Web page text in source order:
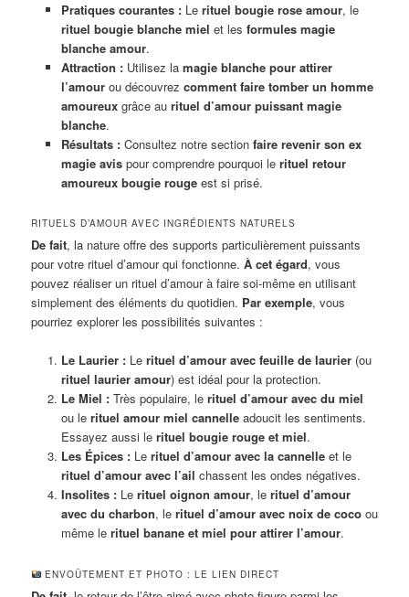
Pratiques courantes :Le rituel bougie rose amour, le
rituel bougie blanche miel et les formules magie
blanche amour.
Attraction :Utilisez la magie blanche pour attirer
l’amourou découvrez comment faire tomber un homme
amoureuxgrâce au rituel d’amour puissant magie
blanche.
Résultats :Consultez notre section faire revenir son ex
magie avispour comprendre pourquoi le rituel retour
amoureux bougie rougeest si prisé.
RITUELS D’AMOUR AVEC INGRÉDIENTS NATURELS
De fait, la nature offre des supports particulièrement puissants
pour votre rituel d’amour qui fonctionne.À cet égard, vous
pouvez réaliser un rituel d’amour à faire soi-même en utilisant
simplement des éléments du quotidien. Par exemple, vous
pourriez explorer les possibilités suivantes :
Le Laurier :Le rituel d’amour avec feuille de laurier(ou
rituel laurier amour) est idéal pour la protection.
Le Miel :Très populaire, le rituel d’amour avec du miel
ou le rituel amour miel cannelleadoucit les sentiments.
Essayez aussi le rituel bougie rouge et miel.
Les Épices :Le rituel d’amour avec la cannelleet le
rituel d’amour avec l’ail chassent les ondes négatives.
Insolites :Le rituel oignon amour, le rituel d’amour
avec du charbon, le rituel d’amour avec noix de cocoou
même le rituel banane et miel pour attirer l’amour.
ENVOÛTEMENT ET PHOTO : LE LIEN DIRECT